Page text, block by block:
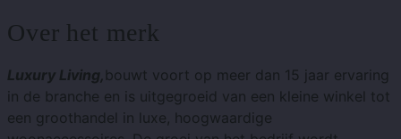
Over het merk
Luxury Living, bouwt voort op meer dan 15 jaar ervaring
in de branche en is uitgegroeid van een kleine winkel tot
een groothandel in luxe, hoogwaardige